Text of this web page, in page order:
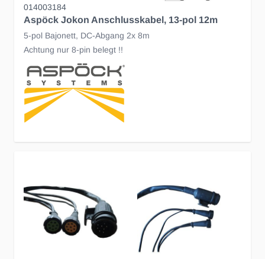
014003184
Aspöck Jokon Anschlusskabel, 13-pol 12m
5-pol Bajonett, DC-Abgang 2x 8m
Achtung nur 8-pin belegt !!